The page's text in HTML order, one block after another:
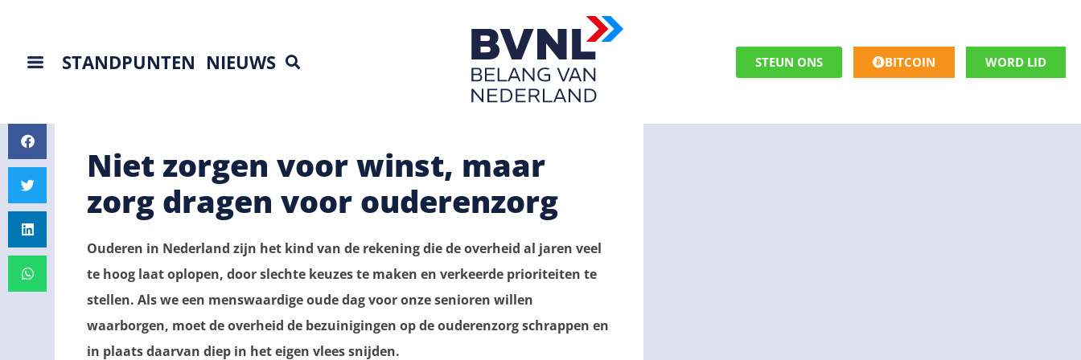
STANDPUNTEN NIEUWS STEUN ONS BITCOIN WORD LID
Niet zorgen voor winst, maar
zorg dragen voor ouderenzorg
Ouderen in Nederland zijn het kind van de rekening die de overheid al jaren veel
te hoog laat oplopen, door slechte keuzes te maken en verkeerde prioriteiten te
stellen. Als we een menswaardige oude dag voor onze senioren willen
waarborgen, moet de overheid de bezuinigingen op de ouderenzorg schrappen en
in plaats daarvan diep in het eigen vlees snijden.